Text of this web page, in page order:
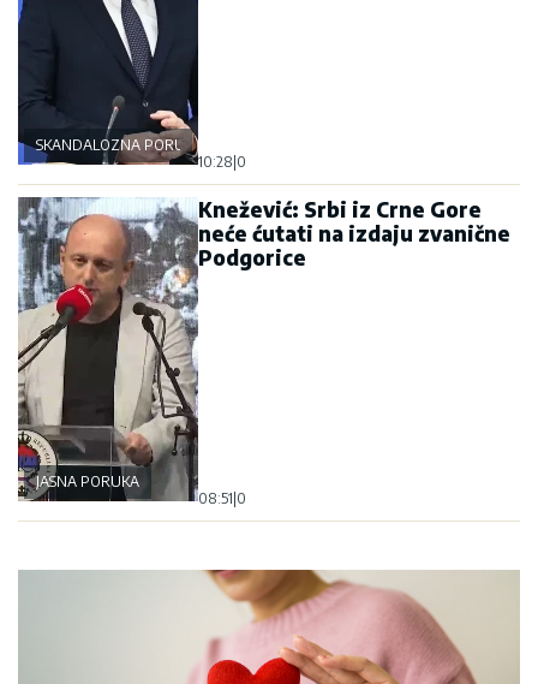
SKANDALOZNA PORUKA
10:28 0
JASNA PORUKA
Knežević: Srbi iz Crne Gore
neće ćutati na izdaju zvanične
Podgorice
08:51 0